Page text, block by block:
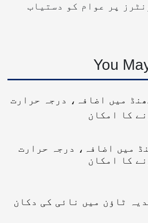
پر عوام کو دستیاب
You
میں اضافہ، درجہ حرارت